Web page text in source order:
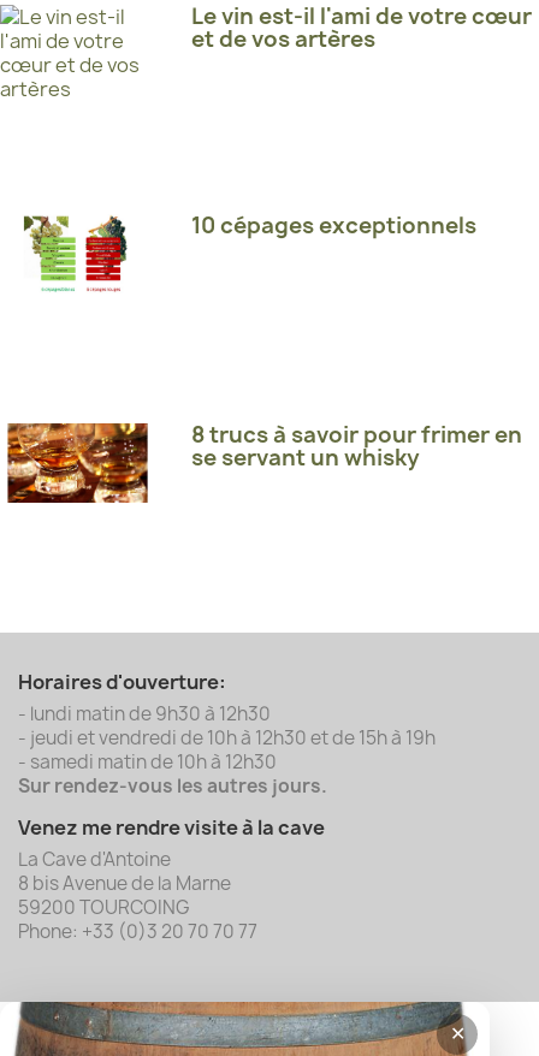
Le vin est-il l'ami de votre cœur
et de vos artères
10 cépages exceptionnels
8 trucs à savoir pour frimer en
se servant un whisky
Horaires d'ouverture:
- lundi matin de 9h30 à 12h30
- jeudi et vendredi de 10h à 12h30 et de 15h à 19h
- samedi matin de 10h à 12h30
Sur rendez-vous les autres jours.
Venez me rendre visite à la cave
La Cave d'Antoine
8 bis Avenue de la Marne
59200 TOURCOING
Phone: +33 (0)3 20 70 70 77
✕